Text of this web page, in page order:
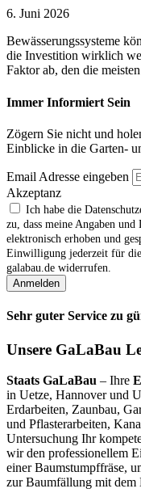
6. Juni 2026
Bewässerungssysteme
die Investition wirklich
Faktor ab, den die
Immer Informiert Sein
Zögern Sie nicht und
Einblicke in die Garten-
Email Adresse eingeben
Akzeptanz
Ich habe die
zu, dass meine Angaben
elektronisch erhoben und
Einwilligung jederzeit für
galabau.de widerrufen.
Anmelden
Sehr guter Service zu
Unsere GaLaBau
Staats GaLaBau – Ihre
in Uetze, Hannover und
Erdarbeiten, Zaunbau,
und Pflasterarbeiten,
Untersuchung Ihr
wir den professionellem
einer Baumstumpffräse,
zur Baumfällung mit dem